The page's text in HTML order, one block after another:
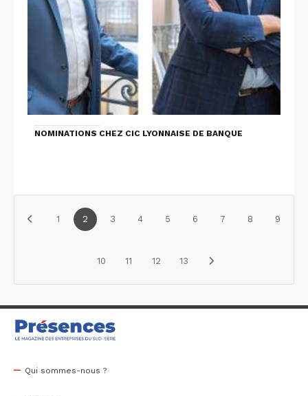
NOMINATIONS CHEZ CIC LYONNAISE DE BANQUE
1 2 3 4 5 6 7 8 9
10 11 12 13
Qui sommes-nous ?